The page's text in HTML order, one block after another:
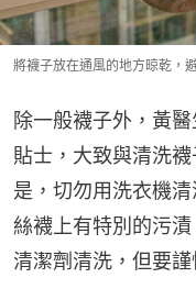
將襪子放在通風的地方晾乾，
除一般襪子外，黃
貼士，大致與清洗
是，切勿用洗衣機
絲襪上有特別的污
清潔劑清洗，但要謹